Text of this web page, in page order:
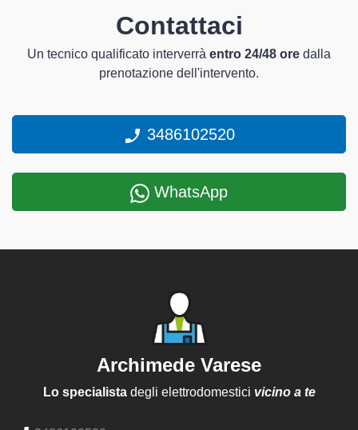
Contattaci
Un tecnico qualificato interverrà entro 24/48 ore dalla
prenotazione dell'intervento.
3486102520
WhatsApp
Archimede Varese
Lo specialistadegli elettrodomestici vicino a te